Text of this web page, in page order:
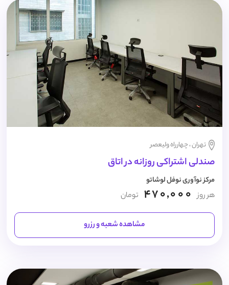
تهران ، چهارراه ولیعصر
صندلی اشتراکی روزانه در اتاق
مرکز نوآوری نوفل لوشاتو
هر روز 470,000 تومان
مشاهده شعبه و رزرو